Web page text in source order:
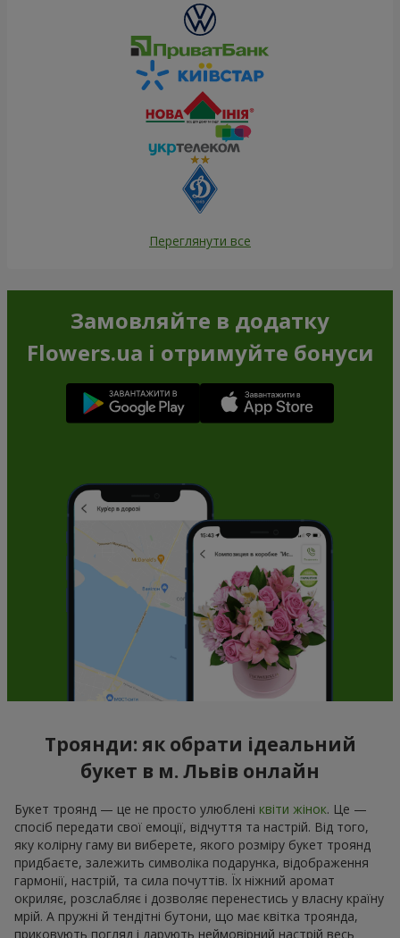
Переглянути все
Замовляйте в додатку
Flowers.ua і отримуйте бонуси
Троянди: як обрати ідеальний
букет в м. Львів онлайн
Букет троянд — це не просто улюблені квіти жінок. Це —
спосіб передати свої емоції, відчуття та настрій. Від того,
яку колірну гаму ви виберете, якого розміру букет троянд
придбаєте, залежить символіка подарунка, відображення
гармонії, настрій, та сила почуттів. Їх ніжний аромат
окриляє, розслабляє і дозволяє перенестись у власну країну
мрій. А пружні й тендітні бутони, що має квітка троянда,
приковують погляд і дарують неймовірний настрій весь